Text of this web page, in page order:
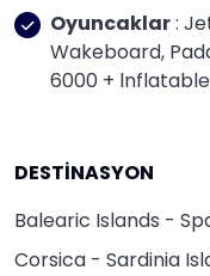
Oyuncaklar:
Wakeboard,
6000 + lnflatable
DESTİNASYON
Balearic Islands -
Corsica - Sardinia